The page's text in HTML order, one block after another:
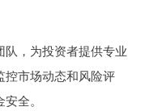
，为投资者提供专业
控市场动态和风险评
全。